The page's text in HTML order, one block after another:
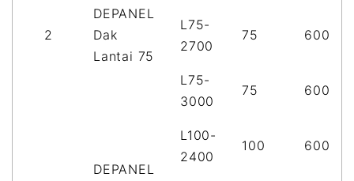
2
DEPANEL
Dak
Lantai 75
L75-
2700
75 600
L75-
3000
75 600
DEPANEL
L100-
2400
100 600